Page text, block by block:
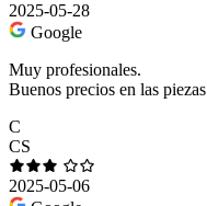
2025-05-28
Google
Muy profesionales.
Buenos precios en las piezas
C
CS
2025-05-06